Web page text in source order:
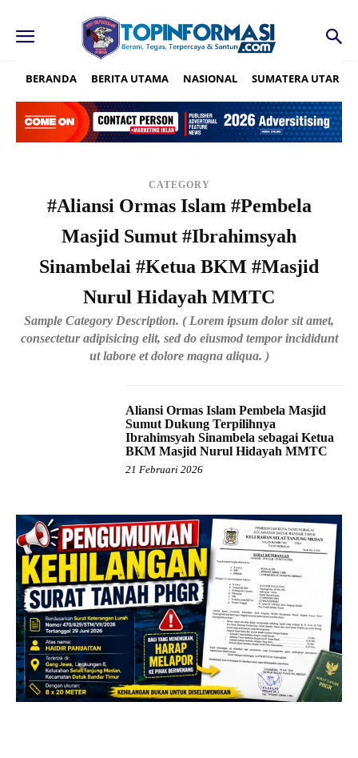
BERANDA BERITA UTAMA NASIONAL SUMATERA UTARA
CATEGORY
#Aliansi Ormas Islam #Pembela
Masjid Sumut #Ibrahimsyah
Sinambelai #Ketua BKM #Masjid
Nurul Hidayah MMTC
Sample Category Description. ( Lorem ipsum dolor sit amet,
consectetur adipisicing elit, sed do eiusmod tempor incididunt
ut labore et dolore magna aliqua. )
Aliansi Ormas Islam Pembela Masjid
Sumut Dukung Terpilihnya
Ibrahimsyah Sinambela sebagai Ketua
BKM Masjid Nurul Hidayah MMTC
21 Februari 2026